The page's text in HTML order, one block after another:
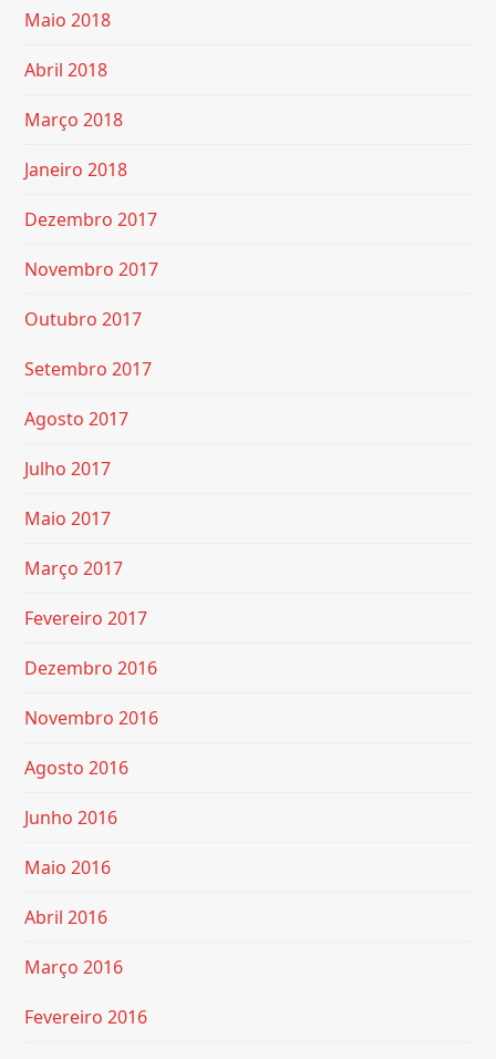
Maio 2018
Abril 2018
Março 2018
Janeiro 2018
Dezembro 2017
Novembro 2017
Outubro 2017
Setembro 2017
Agosto 2017
Julho 2017
Maio 2017
Março 2017
Fevereiro 2017
Dezembro 2016
Novembro 2016
Agosto 2016
Junho 2016
Maio 2016
Abril 2016
Março 2016
Fevereiro 2016